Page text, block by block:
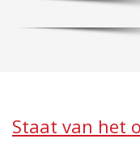
Staat van het